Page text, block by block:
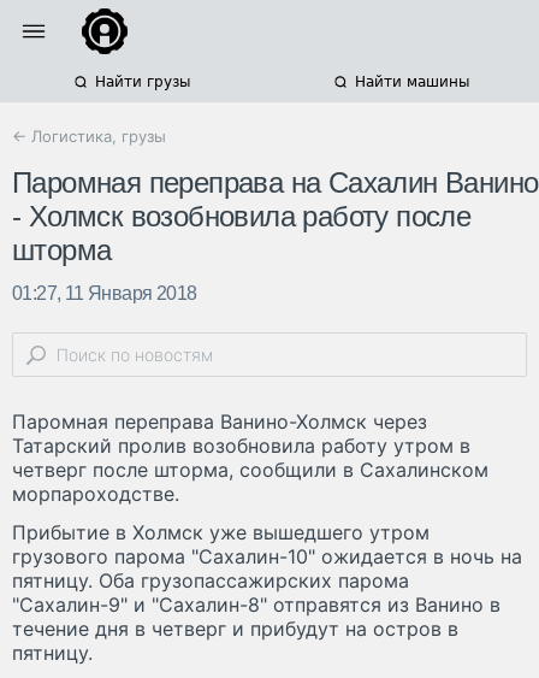
Найти грузы Найти машины
← Логистика, грузы
Паромная переправа на Сахалин Ванино
- Холмск возобновила работу после
шторма
01:27, 11 Января 2018
Паромная переправа Ванино-Холмск через
Татарский пролив возобновила работу утром в
четверг после шторма, сообщили в Сахалинском
морпароходстве.
Прибытие в Холмск уже вышедшего утром
грузового парома "Сахалин-10" ожидается в ночь на
пятницу. Оба грузопассажирских парома
"Сахалин-9" и "Сахалин-8" отправятся из Ванино в
течение дня в четверг и прибудут на остров в
пятницу.